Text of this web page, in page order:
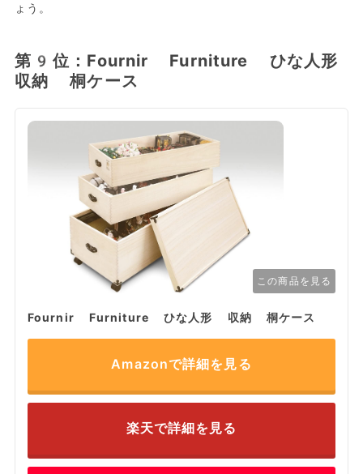
ょう。
第9位：Fournir Furniture ひな人形
収納 桐ケース
この商品を見る
Fournir Furniture ひな人形 収納 桐ケース
Amazonで詳細を見る
楽天で詳細を見る